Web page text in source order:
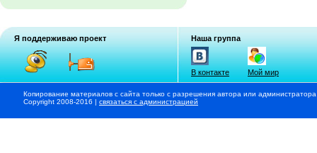
Я поддерживаю проект Наша группа
В контакте Мой мир
Копирование материалов с сайта только с разрешения автора или
Copyright 2008-2016 | связаться с администрацией